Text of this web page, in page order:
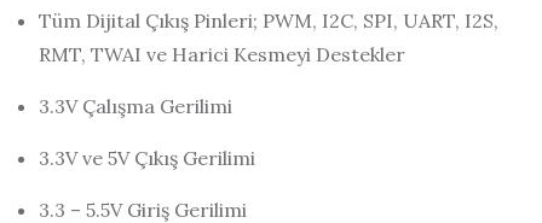
Tüm Dijital Çıkış Pinleri; PWM, I2C, SPI, UART, I2S,
RMT, TWAI ve Harici Kesmeyi Destekler
3.3V Çalışma Gerilimi
3.3V ve 5V Çıkış Gerilimi
3.3 – 5.5V Giriş Gerilimi